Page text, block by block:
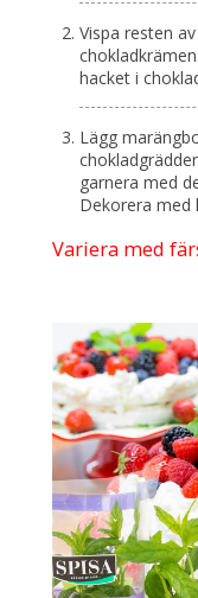
Vispa resten
hacket i
Lägg
garnera med
Dekorera med
Variera med